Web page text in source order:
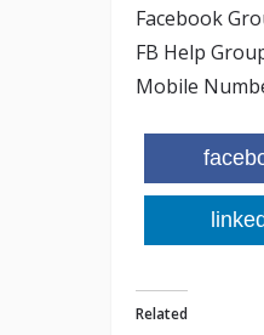
Facebook
FB Help
Mobile
Related